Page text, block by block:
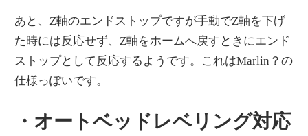
あと、Z軸のエンドストップですが手動でZ軸を下げ
た時には反応せず、Z軸をホームへ戻すときにエンド
ストップとして反応するようです。これはMarlin？の
仕様っぽいです。
・オートベッドレベリング対応